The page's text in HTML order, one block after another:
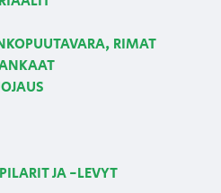
RIMAT
JA -LEVYT